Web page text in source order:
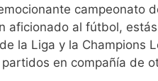
campeonato
aficionado al fútbol,
la Liga y la Champions
en compañía de